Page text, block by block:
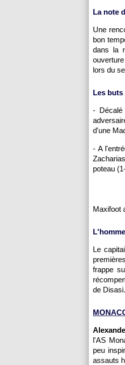
La note
Une
bon
dans la
lors du
Les buts
-
d'une
- A
poteau
Maxifoot
Le
frappe
de
l'AS
peu
assauts